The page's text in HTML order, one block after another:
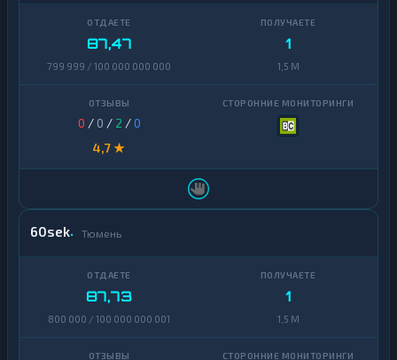
87,47
799 999 / 100 000 000 000
1
1,5 M
0 / 0 / 2 /0
4,7 ★
60sek Тюмень
87,73
800 000 / 100 000 000 001
1
1,5 M